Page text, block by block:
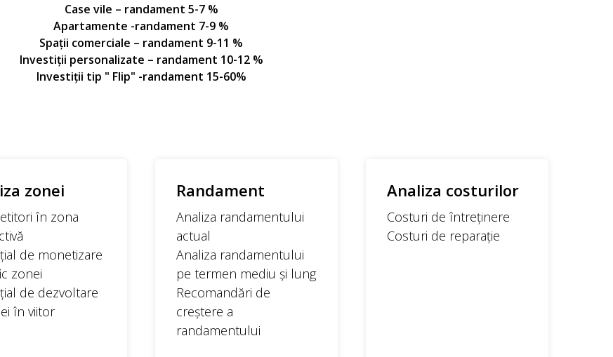
Case vile – randament 5-7 %
Apartamente -randament 7-9 %
Spații comerciale – randament 9-11 %
Investiții personalizate – randament 10-12 %
Investiții tip " Flip" -randament 15-60%
zonei
în zona
de monetizare
zonei
de dezvoltare
în viitor
Randament
Analiza randamentului
actual
Analiza randamentului
pe termen mediu și lung
Recomandări de
creștere a
randamentului
Analiza costurilor
Costuri de întreținere
Costuri de reparație